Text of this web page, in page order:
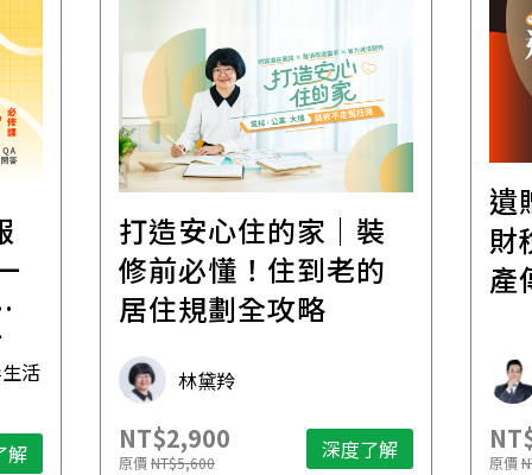
活
解
打造安心住的家｜裝
修前必懂！住到老的
居住規劃全攻略
林黛羚
NT$2,900
原價NT$5,600 深度了解
遺
財
產
原價